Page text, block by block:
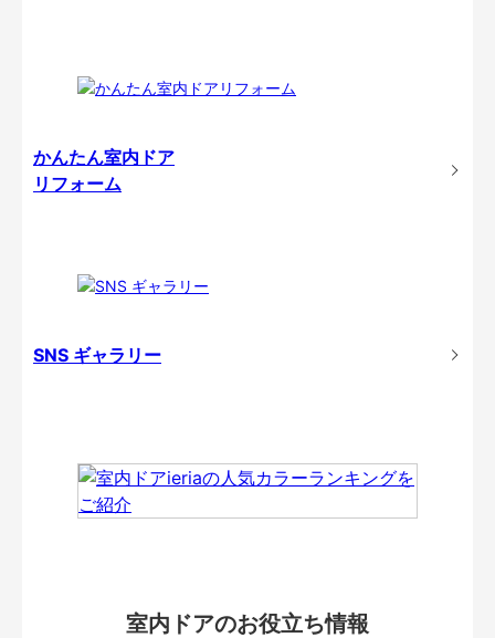
かんたん室内ドア
リフォーム
SNS ギャラリー
室内ドアのお役立ち情報